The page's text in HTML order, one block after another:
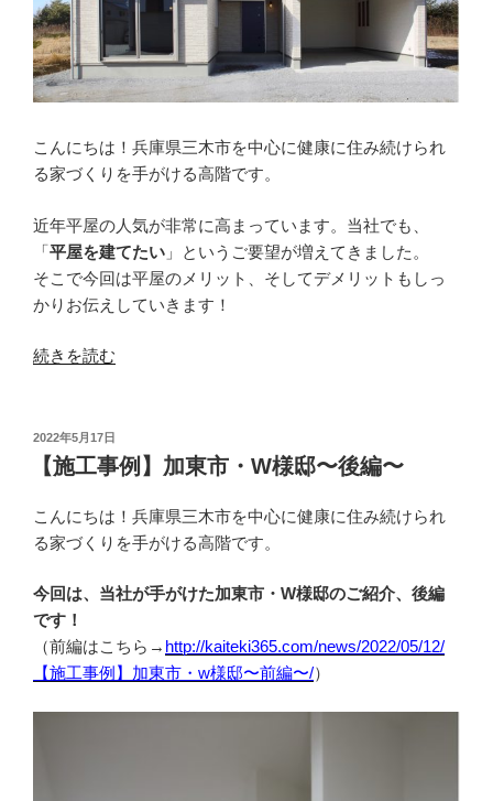
こんにちは！兵庫県三木市を中心に健康に住み続けられ
る家づくりを手がける高階です。
近年平屋の人気が非常に高まっています。当社でも、
「平屋を建てたい 」というご要望が増えてきました。
そこで今回は平屋のメリット、そしてデメリットもしっ
かりお伝えしていきます！
“【家
り
ノ
ハ
ウ】
屋
の
メ
リ
続きを読む
投
稿
日:
2022年5月17日
【施工事例】加東市・W様邸〜後編〜
こんにちは！兵庫県三木市を中心に健康に住み続けられ
る家づくりを手がける高階です。
今回は、当社が手がけた加東市・W様邸のご紹介、後編
です！
（前編はこちら→ http://kaiteki365.com/news/2022/05/12/
【施工事例】加東市・w様邸〜前編〜/）